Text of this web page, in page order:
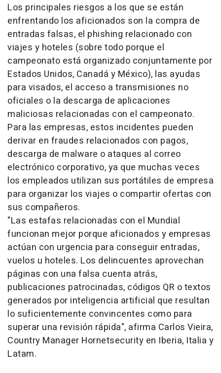
Los principales riesgos a los que se están
enfrentando los aficionados son la compra de
entradas falsas, el phishing relacionado con
viajes y hoteles (sobre todo porque el
campeonato está organizado conjuntamente por
Estados Unidos, Canadá y México), las ayudas
para visados, el acceso a transmisiones no
oficiales o la descarga de aplicaciones
maliciosas relacionadas con el campeonato.
Para las empresas, estos incidentes pueden
derivar en fraudes relacionados con pagos,
descarga de malware o ataques al correo
electrónico corporativo, ya que muchas veces
los empleados utilizan sus portátiles de empresa
para organizar los viajes o compartir ofertas con
sus compañeros.
"Las estafas relacionadas con el Mundial
funcionan mejor porque aficionados y empresas
actúan con urgencia para conseguir entradas,
vuelos u hoteles. Los delincuentes aprovechan
páginas con una falsa cuenta atrás,
publicaciones patrocinadas, códigos QR o textos
generados por inteligencia artificial que resultan
lo suficientemente convincentes como para
superar una revisión rápida", afirma Carlos Vieira,
Country Manager Hornetsecurity en Iberia, Italia y
Latam.